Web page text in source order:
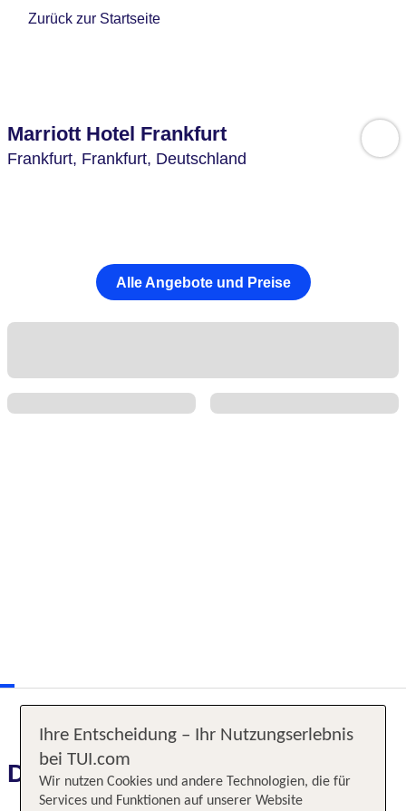
Zurück zur Startseite
Marriott Hotel Frankfurt
Frankfurt, Frankfurt, Deutschland
Alle Angebote und Preise
Das erwartet Sie
Ihre Entscheidung – Ihr Nutzungserlebnis
bei TUI.com
Wir nutzen Cookies und andere Technologien, die für
Services und Funktionen auf unserer Website